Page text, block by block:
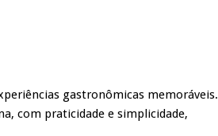
gastronômicas memoráveis.
com praticidade e simplicidade,